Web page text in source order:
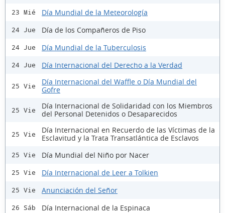
23 Mié Día Mundial de la Meteorología
24 Jue Día de los Compañeros de Piso
24 Jue Día Mundial de la Tuberculosis
24 Jue Día Internacional del Derecho a la Verdad
25 Vie
Día Internacional del Waffle o Día Mundial del
Gofre
25 Vie
Día Internacional de Solidaridad con los Miembros
del Personal Detenidos o Desaparecidos
25 Vie
Día Internacional en Recuerdo de las Víctimas de la
Esclavitud y la Trata Transatlántica de Esclavos
25 Vie Día Mundial del Niño por Nacer
25 Vie Día Internacional de Leer a Tolkien
25 Vie Anunciación del Señor
26 Sáb Día Internacional de la Espinaca